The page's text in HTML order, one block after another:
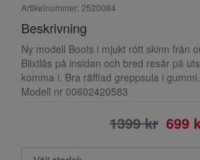
Artikelnummer: 2520084
Beskrivning
Ny modell Boots i mjukt rött skinn från
Blixtlås på insidan och bred resår på
komma i. Bra räfflad greppsula i gummi.
Modell nr 00602420583
1399 kr 699